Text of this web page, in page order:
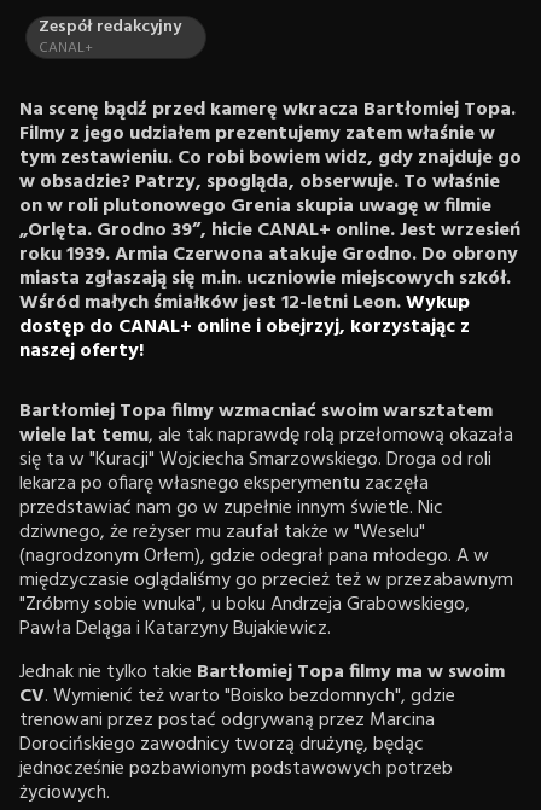
Zespół redakcyjny
CANAL+
Na scenę bądź przed kamerę wkracza Bartłomiej Topa.
Filmy z jego udziałem prezentujemy zatem właśnie w
tym zestawieniu. Co robi bowiem widz, gdy znajduje go
w obsadzie? Patrzy, spogląda, obserwuje. To właśnie
on w roli plutonowego Grenia skupia uwagę w filmie
„Orlęta. Grodno 39”, hicie CANAL+ online. Jest wrzesień
roku 1939. Armia Czerwona atakuje Grodno. Do obrony
miasta zgłaszają się m.in. uczniowie miejscowych szkół.
Wśród małych śmiałków jest 12-letni Leon.Wykup
dostęp do CANAL+ online i obejrzyj, korzystając z
naszej oferty!
Bartłomiej Topa filmy wzmacniać swoim warsztatem
wiele lat temu, ale tak naprawdę rolą przełomową okazała
się ta w "Kuracji" Wojciecha Smarzowskiego. Droga od roli
lekarza po ofiarę własnego eksperymentu zaczęła
przedstawiać nam go w zupełnie innym świetle. Nic
dziwnego, że reżyser mu zaufał także w "Weselu"
(nagrodzonym Orłem), gdzie odegrał pana młodego. A w
międzyczasie oglądaliśmy go przecież też w przezabawnym
"Zróbmy sobie wnuka", u boku Andrzeja Grabowskiego,
Pawła Deląga i Katarzyny Bujakiewicz.
Jednak nie tylko takie Bartłomiej Topa filmy ma w swoim
CV. Wymienić też warto "Boisko bezdomnych", gdzie
trenowani przez postać odgrywaną przez Marcina
Dorocińskiego zawodnicy tworzą drużynę, będąc
jednocześnie pozbawionym podstawowych potrzeb
życiowych.